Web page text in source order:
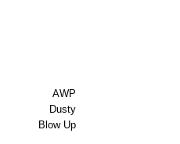
AWP
Dusty
Blow Up